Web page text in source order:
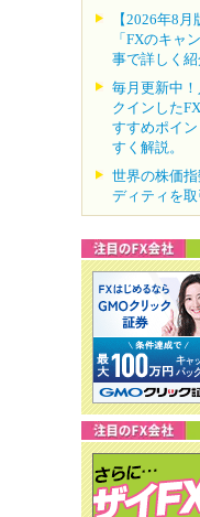
【2026年8
「FXのキャ
事で詳しく紹
毎月更新中
クインした
すすめポイ
すく解説。
世界の株価
ディティを取